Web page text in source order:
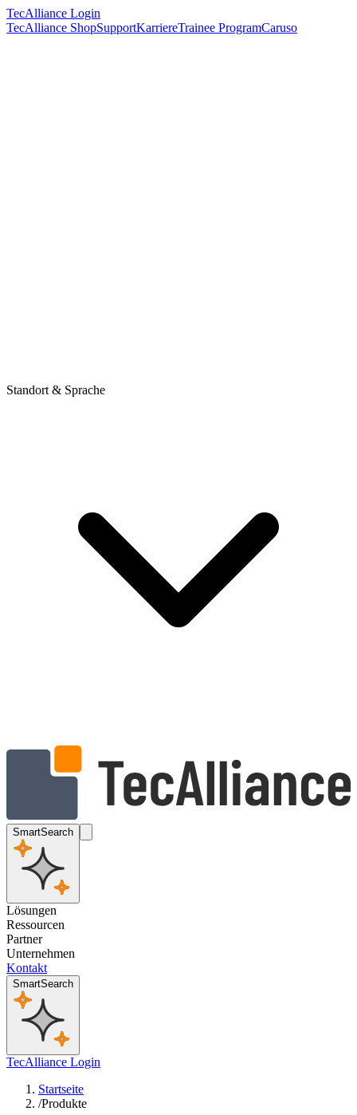
TecAlliance Login
TecAlliance ShopSupportKarriereTrainee ProgramCaruso
Standort & Sprache
SmartSearch
Lösungen
Ressourcen
Partner
Unternehmen
Kontakt
SmartSearch
TecAlliance Login
Startseite
/Produkte